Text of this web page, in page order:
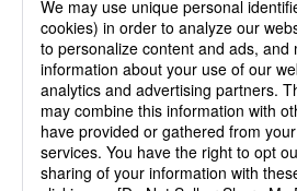
TEL：03-3263-3959／FAX：03-
麹町店
〒102-0093 東京都
13 8F［アクセス］
TEL：03-3239-8673
3116
〒541-0056 大阪府